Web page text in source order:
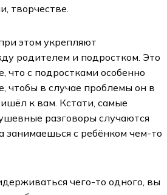
творчестве.
этом укрепляют
родителем и подростком. Это
что с подростками особенно
чтобы в случае проблемы он в
к вам. Кстати, самые
разговоры случаются
занимаешься с ребёнком чем-то
чего-то одного, вы